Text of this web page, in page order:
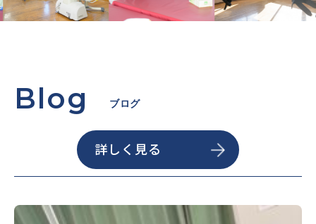
Blog ブログ
詳しく見る